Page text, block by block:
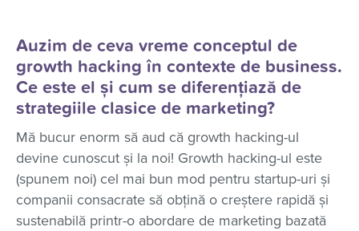
Auzim de ceva vreme conceptul de
growth hacking în contexte de business.
Ce este el și cum se diferențiază de
strategiile clasice de marketing?
Mă bucur enorm să aud că growth hacking-ul
devine cunoscut și la noi! Growth hacking-ul este
(spunem noi) cel mai bun mod pentru startup-uri și
companii consacrate să obțină o creștere rapidă și
sustenabilă printr-o abordare de marketing bazată